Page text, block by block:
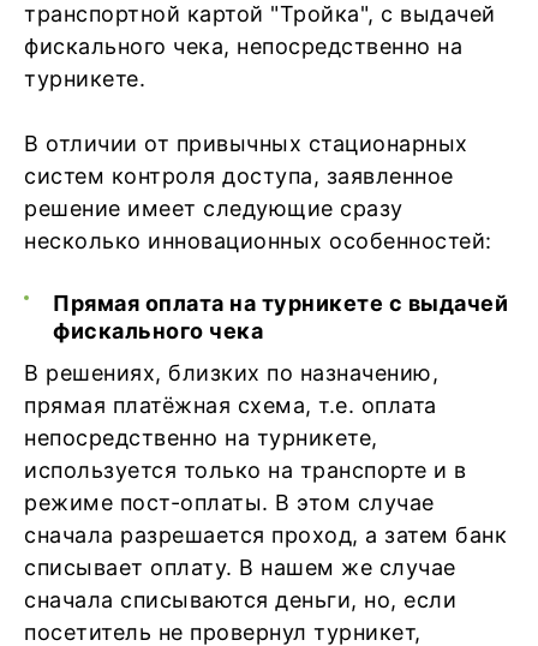
транспортной картой "Тройка", с выдачей
фискального чека, непосредственно на
турникете.
В отличии от привычных стационарных
систем контроля доступа, заявленное
решение имеет следующие сразу
несколько инновационных особенностей:
Прямая оплата на турникете с выдачей
фискального чека
В решениях, близких по назначению,
прямая платёжная схема, т.е. оплата
непосредственно на турникете,
используется только на транспорте и в
режиме пост-оплаты. В этом случае
сначала разрешается проход, а затем банк
списывает оплату. В нашем же случае
сначала списываются деньги, но, если
посетитель не провернул турникет,